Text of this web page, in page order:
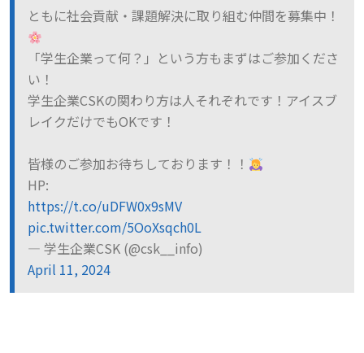
ともに社会貢献・課題解決に取り組む仲間を募集中！
「学生企業って何？」という方もまずはご参加くださ
い！
学生企業CSKの関わり方は人それぞれです！アイスブ
レイクだけでもOKです！
皆様のご参加お待ちしております！！
HP:
https://t.co/uDFW0x9sMV
pic.twitter.com/5OoXsqch0L
— 学生企業CSK (@csk__info)
April 11, 2024